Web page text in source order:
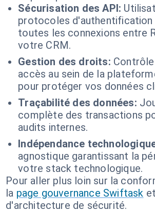
Sécurisation des API:
protocoles d'authentification
toutes les connexions entre
votre CRM.
Gestion des droits:
accès au sein de la
pour protéger vos données
Traçabilité des données:
complète des transactions
audits internes.
Indépendance
agnostique garantissant la
votre stack technologique.
Pour aller plus loin sur la
la page gouvernance Swiftask
d'architecture de sécurité.